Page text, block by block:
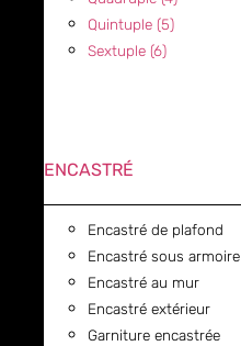
Quintuple (5)
Sextuple (6)
ENCASTRÉ
Encastré de plafond
Encastré sous armoire
Encastré au mur
Encastré extérieur
Garniture encastrée